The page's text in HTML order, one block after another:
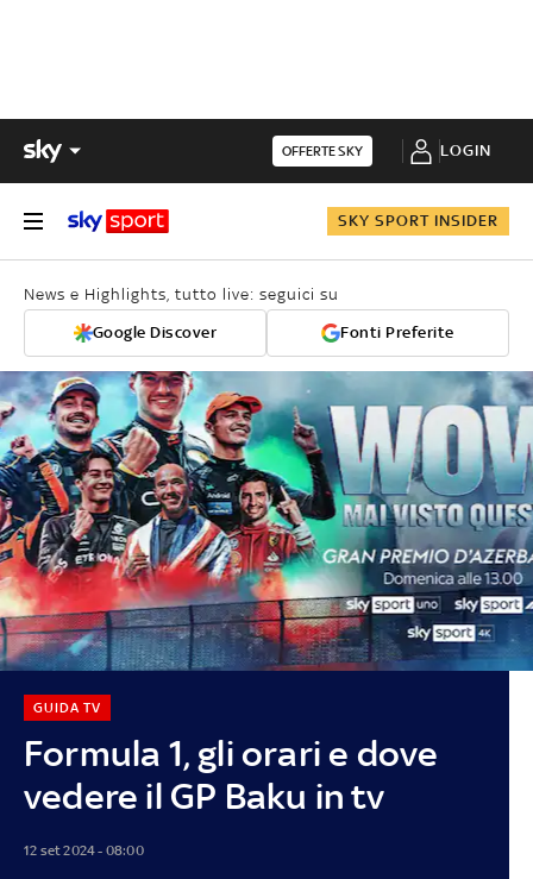
OFFERTE SKY LOGIN
SKY SPORT INSIDER
News e Highlights, tutto live: seguici su
Google Discover Fonti Preferite
Formula 1, gli orari e dove
vedere il GP Baku in tv
GUIDA TV
12 set 2024 - 08:00